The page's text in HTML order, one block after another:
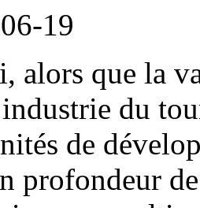
19
alors que la
du
de
profondeur